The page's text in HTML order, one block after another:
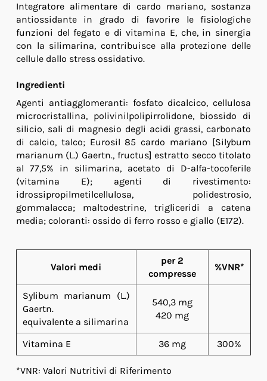
Integratore alimentare di cardo mariano, sostanza
antiossidante in grado di favorire le fisiologiche
funzioni del fegato e di vitamina E, che, in sinergia
con la silimarina, contribuisce alla protezione delle
cellule dallo stress ossidativo.
Ingredienti
Agenti antiagglomeranti: fosfato dicalcico, cellulosa
microcristallina, polivinilpolipirrolidone, biossido di
silicio, sali di magnesio degli acidi grassi, carbonato
di calcio, talco; Eurosil 85 cardo mariano [Silybum
marianum (L.) Gaertn., fructus] estratto secco titolato
al 77,5% in silimarina, acetato di D-alfa-tocoferile
(vitamina E); agenti di rivestimento:
idrossipropilmetilcellulosa, polidestrosio,
gommalacca; maltodestrine, trigliceridi a catena
media; coloranti: ossido di ferro rosso e giallo (E172).
Valori medi
per 2
compresse
%VNR*
Sylibum marianum (L.)
Gaertn.
equivalente a silimarina
540,3 mg
420 mg
Vitamina E 36 mg 300%
*VNR: Valori Nutritivi di Riferimento